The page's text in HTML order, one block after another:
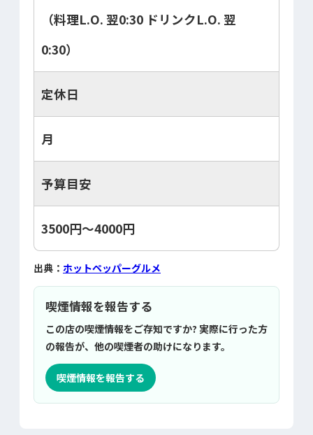
（料理L.O. 翌0:30 ドリンクL.O. 翌
0:30）
定休日
月
予算目安
3500円～4000円
出典： ホットペッパーグルメ
喫煙情報を報告する
この店の喫煙情報をご存知ですか? 実際に行った方
の報告が、他の喫煙者の助けになります。
喫煙情報を報告する